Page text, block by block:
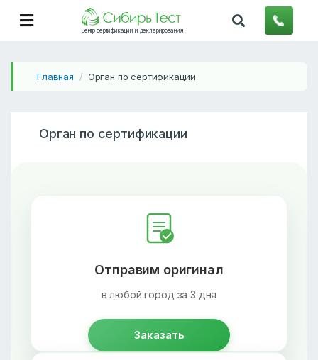
центр сертификации и декларирования
Главная / Орган по сертификации
Орган по сертификации
Отправим оригинал
в любой город за 3 дня
Заказать